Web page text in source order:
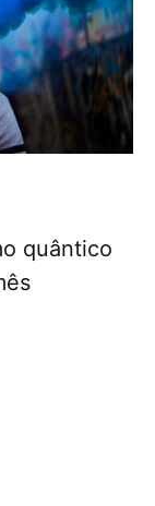
quântico